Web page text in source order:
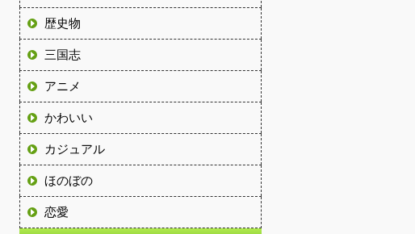
歴史物
三国志
アニメ
かわいい
カジュアル
ほのぼの
恋愛